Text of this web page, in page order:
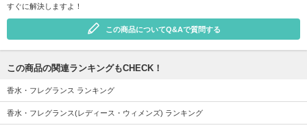
すぐに解決しますよ！
この商品についてQ&Aで質問する
この商品の関連ランキングもCHECK！
香水・フレグランス ランキング
香水・フレグランス(レディース・ウィメンズ) ランキング